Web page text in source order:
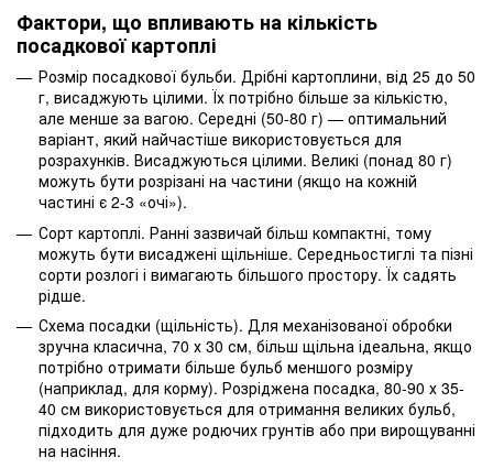
Фактори, що впливають на кількість
посадкової картоплі
Розмір посадкової бульби. Дрібні картоплини, від 25 до 50
г, висаджують цілими. Їх потрібно більше за кількістю,
але менше за вагою. Середні (50-80 г) — оптимальний
варіант, який найчастіше використовується для
розрахунків. Висаджуються цілими. Великі (понад 80 г)
можуть бути розрізані на частини (якщо на кожній
частині є 2-3 «очі»).
Сорт картоплі. Ранні зазвичай більш компактні, тому
можуть бути висаджені щільніше. Середньостиглі та пізні
сорти розлогі і вимагають більшого простору. Їх садять
рідше.
Схема посадки (щільність). Для механізованої обробки
зручна класична, 70 х 30 см, більш щільна ідеальна, якщо
потрібно отримати більше бульб меншого розміру
(наприклад, для корму). Розріджена посадка, 80-90 х 35-
40 см використовується для отримання великих бульб,
підходить для дуже родючих грунтів або при вирощуванні
на насіння.